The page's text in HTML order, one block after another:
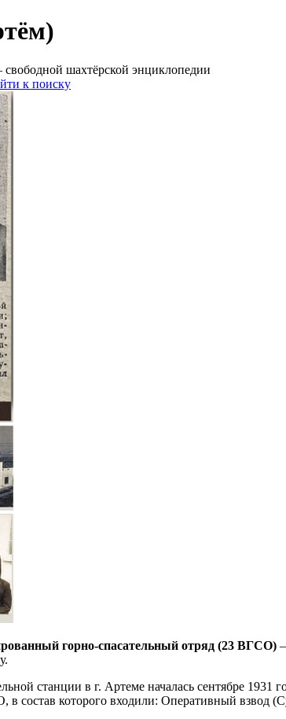
шахтёрской энциклопедии
к поиску
горно-спасательный отряд (23 ВГСО)
станции в г. Артеме началась сентябре
в состав которого входили: Оперативный